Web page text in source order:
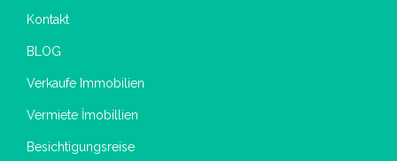
Kontakt
BLOG
Verkaufe Immobilien
Vermiete İmobillien
Besichtigungsreise